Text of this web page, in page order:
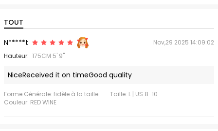
TOUT
N*****t
Nov,29 2025 14:09:02
Hauteur: 175CM 5' 9"
NiceReceived it on timeGood quality
Forme Générale: fidèle à la taille
Taille: L | US 8-10
Couleur: RED WINE